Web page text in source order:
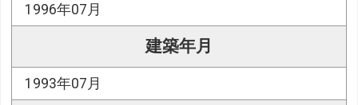
1996年07月
建築年月
1993年07月